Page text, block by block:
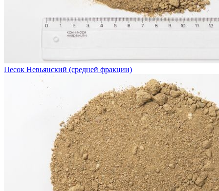
Песок Невьянский (средней фракции)